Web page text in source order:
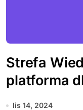
Strefa
platforma
edukacji
lis 14, 2024